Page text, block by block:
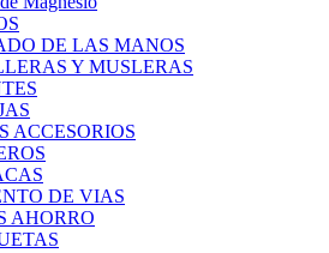
DE LAS MANOS
Y MUSLERAS
ACCESORIOS
DE VIAS
AHORRO